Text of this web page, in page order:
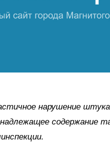
нарушение
содержание